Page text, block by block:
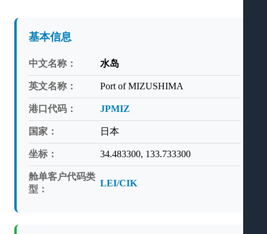
基本信息
中文名称： 水岛
英文名称： Port of MIZUSHIMA
港口代码： JPMIZ
国家： 日本
坐标： 34.483300, 133.733300
舱单客户代码类
型：
LEI/CIK